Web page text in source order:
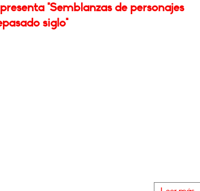
"Semblanzas de personajes
siglo"